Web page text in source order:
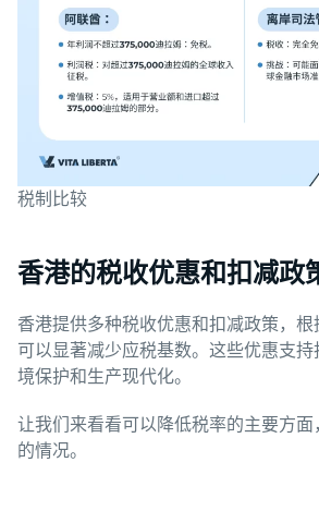
税制比较
香港的税收优惠和扣减政
香港提供多种税收优惠和扣减政策，根
可以显著减少应税基数。这些优惠支
境保护和生产现代化。
让我们来看看可以降低税率的主要方
的情况。